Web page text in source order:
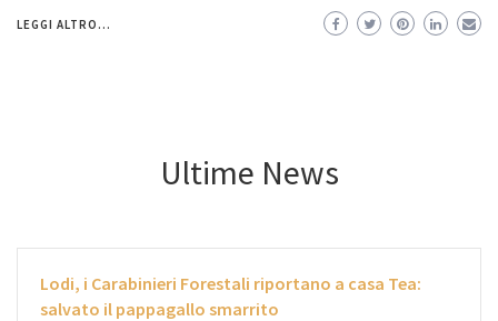
LEGGI ALTRO...
Ultime News
Lodi, i Carabinieri Forestali riportano a casa Tea:
salvato il pappagallo smarrito